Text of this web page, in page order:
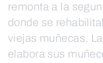
remonta a la
donde se
viejas muñecas.
elabora sus